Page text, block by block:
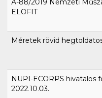
A-88/2019 Nemzeti
ELOFIT
Méretek rövid
NUPI-ECORPS hivatalos
2022.10.03.